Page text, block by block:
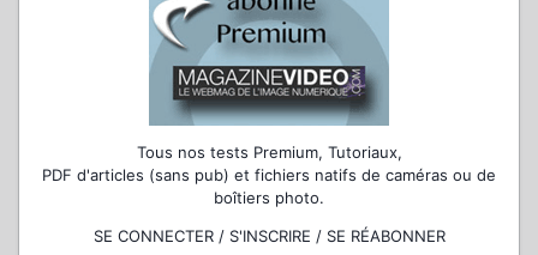
Tous nos tests Premium, Tutoriaux,
PDF d'articles (sans pub) et fichiers natifs de caméras ou de
boîtiers photo.
SE CONNECTER / S'INSCRIRE / SE RÉABONNER